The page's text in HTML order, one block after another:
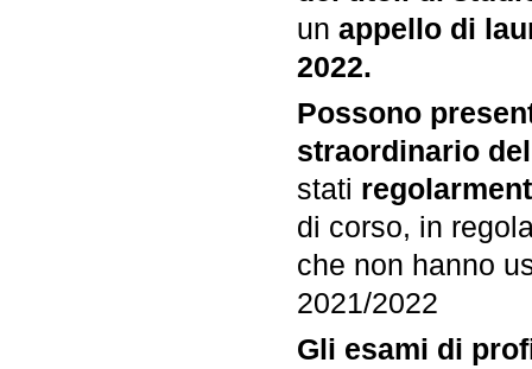
un appello di
2022.
Possono
straordinario
stati
di corso, in
che non hanno
2021/2022
Gli esami di